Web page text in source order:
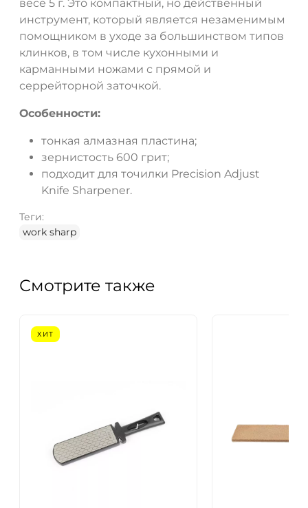
весе 5 г. Это компактный, но действенный
инструмент, который является незаменимым
помощником в уходе за большинством типов
клинков, в том числе кухонными и
карманными ножами с прямой и
серрейторной заточкой.
Особенности:
тонкая алмазная пластина;
зернистость 600 грит;
подходит для точилки Precision Adjust
Knife Sharpener.
Теги:
work sharp
Смотрите также
ХИТ